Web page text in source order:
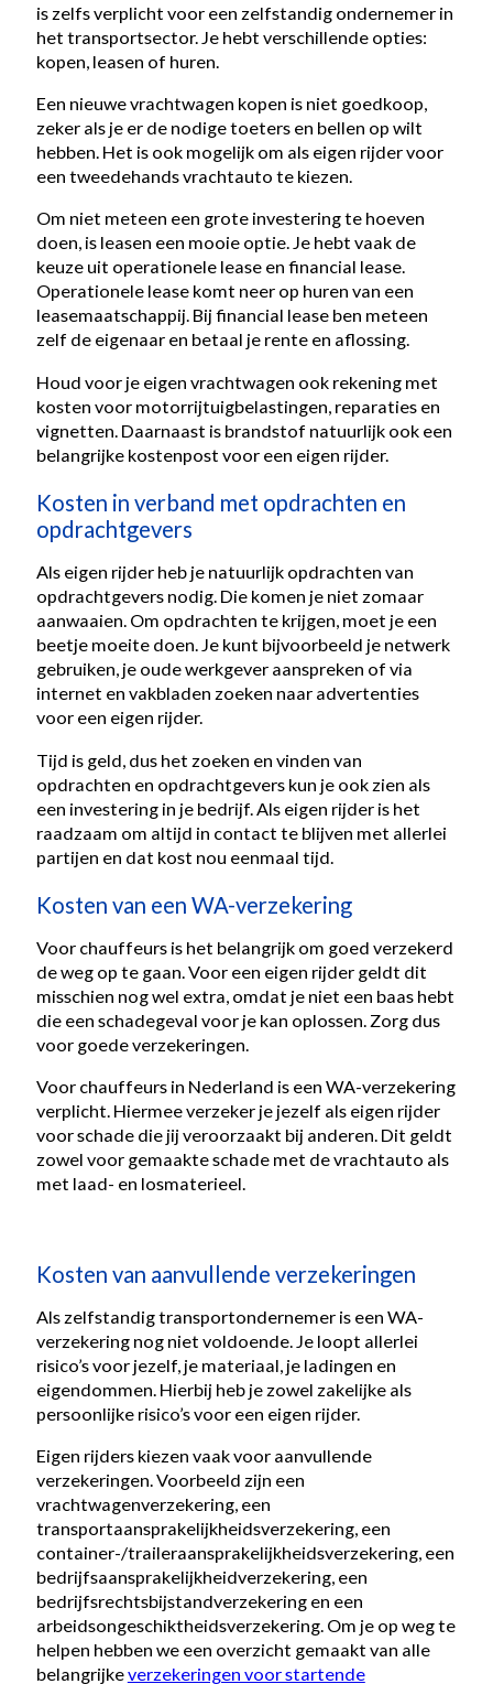
is zelfs verplicht voor een zelfstandig ondernemer in
het transportsector. Je hebt verschillende opties:
kopen, leasen of huren.
Een nieuwe vrachtwagen kopen is niet goedkoop,
zeker als je er de nodige toeters en bellen op wilt
hebben. Het is ook mogelijk om als eigen rijder voor
een tweedehands vrachtauto te kiezen.
Om niet meteen een grote investering te hoeven
doen, is leasen een mooie optie. Je hebt vaak de
keuze uit operationele lease en financial lease.
Operationele lease komt neer op huren van een
leasemaatschappij. Bij financial lease ben meteen
zelf de eigenaar en betaal je rente en aflossing.
Houd voor je eigen vrachtwagen ook rekening met
kosten voor motorrijtuigbelastingen, reparaties en
vignetten. Daarnaast is brandstof natuurlijk ook een
belangrijke kostenpost voor een eigen rijder.
Kosten in verband met opdrachten en
opdrachtgevers
Als eigen rijder heb je natuurlijk opdrachten van
opdrachtgevers nodig. Die komen je niet zomaar
aanwaaien. Om opdrachten te krijgen, moet je een
beetje moeite doen. Je kunt bijvoorbeeld je netwerk
gebruiken, je oude werkgever aanspreken of via
internet en vakbladen zoeken naar advertenties
voor een eigen rijder.
Tijd is geld, dus het zoeken en vinden van
opdrachten en opdrachtgevers kun je ook zien als
een investering in je bedrijf. Als eigen rijder is het
raadzaam om altijd in contact te blijven met allerlei
partijen en dat kost nou eenmaal tijd.
Kosten van een WA-verzekering
Voor chauffeurs is het belangrijk om goed verzekerd
de weg op te gaan. Voor een eigen rijder geldt dit
misschien nog wel extra, omdat je niet een baas hebt
die een schadegeval voor je kan oplossen. Zorg dus
voor goede verzekeringen.
Voor chauffeurs in Nederland is een WA-verzekering
verplicht. Hiermee verzeker je jezelf als eigen rijder
voor schade die jij veroorzaakt bij anderen. Dit geldt
zowel voor gemaakte schade met de vrachtauto als
met laad- en losmaterieel.
Kosten van aanvullende verzekeringen
Als zelfstandig transportondernemer is een WA-
verzekering nog niet voldoende. Je loopt allerlei
risico’s voor jezelf, je materiaal, je ladingen en
eigendommen. Hierbij heb je zowel zakelijke als
persoonlijke risico’s voor een eigen rijder.
Eigen rijders kiezen vaak voor aanvullende
verzekeringen. Voorbeeld zijn een
vrachtwagenverzekering, een
transportaansprakelijkheidsverzekering, een
container-/traileraansprakelijkheidsverzekering, een
bedrijfsaansprakelijkheidverzekering, een
bedrijfsrechtsbijstandverzekering en een
arbeidsongeschiktheidsverzekering. Om je op weg te
helpen hebben we een overzicht gemaakt van alle
belangrijkeverzekeringen voor startende